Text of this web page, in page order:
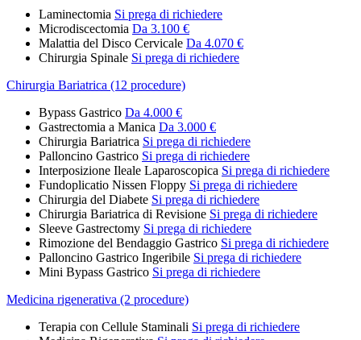
Laminectomia Si prega di richiedere
Microdiscectomia Da 3.100 €
Malattia del Disco Cervicale Da 4.070 €
Chirurgia Spinale Si prega di richiedere
Chirurgia Bariatrica (12 procedure)
Bypass Gastrico Da 4.000 €
Gastrectomia a Manica Da 3.000 €
Chirurgia Bariatrica Si prega di richiedere
Palloncino Gastrico Si prega di richiedere
Interposizione Ileale Laparoscopica Si prega di richiedere
Fundoplicatio Nissen Floppy Si prega di richiedere
Chirurgia del Diabete Si prega di richiedere
Chirurgia Bariatrica di Revisione Si prega di richiedere
Sleeve Gastrectomy Si prega di richiedere
Rimozione del Bendaggio Gastrico Si prega di richiedere
Palloncino Gastrico Ingeribile Si prega di richiedere
Mini Bypass Gastrico Si prega di richiedere
Medicina rigenerativa (2 procedure)
Terapia con Cellule Staminali Si prega di richiedere